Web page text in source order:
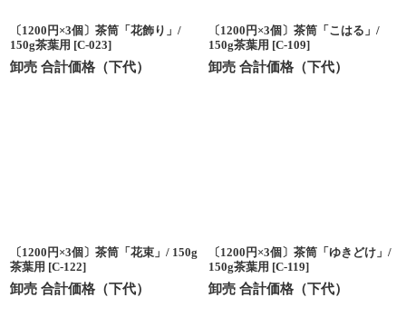
〔1200円×3個〕茶筒「花飾り」/
150g茶葉用 [C-023]
卸売 合計価格（下代）
〔1200円×3個〕茶筒「こはる」/
150g茶葉用 [C-109]
卸売 合計価格（下代）
〔1200円×3個〕茶筒「花束」/ 150g
茶葉用 [C-122]
卸売 合計価格（下代）
〔1200円×3個〕茶筒「ゆきどけ」/
150g茶葉用 [C-119]
卸売 合計価格（下代）